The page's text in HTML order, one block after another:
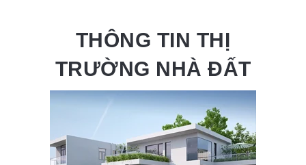
THÔNG TIN THỊ
TRƯỜNG NHÀ ĐẤT